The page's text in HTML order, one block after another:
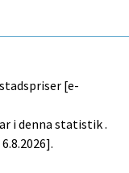
[e-
i denna statistik .